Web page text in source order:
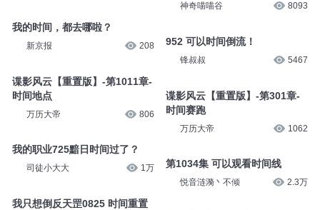
我的时间，都去哪啦？
新京报 208
谍影风云【重置版】-第1011章-
时间地点
万历大帝 806
我的职业725黯日时间过了？
司徒小大大 1万
我只想倒反天罡0825 时间重置
神奇喵喵谷 8093
952 可以时间倒流！
锋叔叔 5467
谍影风云【重置版】-第301章-
时间赛跑
万历大帝 1062
第1034集 可以观看时间线
悦音涟漪丶不倾 2.3万